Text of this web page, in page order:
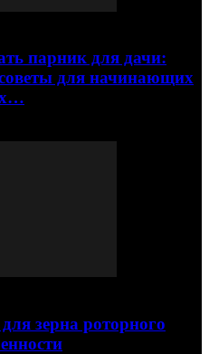
парник для дачи:
для начинающих
зерна роторного